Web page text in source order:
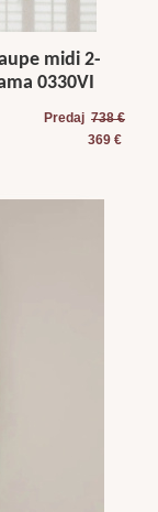
midi 2-
0330VI
Predaj 738 €
369 €